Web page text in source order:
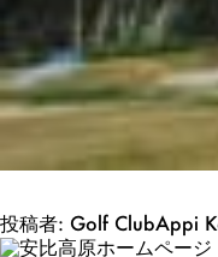
投稿者: Golf ClubAppi